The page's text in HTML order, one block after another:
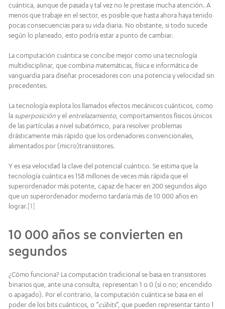
cuántica, aunque de pasada y tal vez no le prestase mucha atención. A
menos que trabaje en el sector, es posible que hasta ahora haya tenido
pocas consecuencias para su vida diaria. No obstante, si todo sucede
según lo planeado, esto podría estar a punto de cambiar.
La computación cuántica se concibe mejor como una tecnología
multidisciplinar, que combina matemáticas, física e informática de
vanguardia para diseñar procesadores con una potencia y velocidad sin
precedentes.
La tecnología explota los llamados efectos mecánicos cuánticos, como
la superposicióny el entrelazamiento , comportamientos físicos únicos
de las partículas a nivel subatómico, para resolver problemas
drásticamente más rápido que los ordenadores convencionales,
alimentados por (micro)transistores.
Y es esa velocidad la clave del potencial cuántico. Se estima que la
tecnología cuántica es 158 millones de veces más rápida que el
superordenador más potente, capaz de hacer en 200 segundos algo
que un superordenador moderno tardaría más de 10 000 años en
lograr.[1]
10 000 años se convierten en
segundos
¿Cómo funciona? La computación tradicional se basa en transistores
binarios que, ante una consulta, representan 1 o 0 (sí o no; encendido
o apagado). Por el contrario, la computación cuántica se basa en el
poder de los bits cuánticos, o “cúbits”, que pueden representar tanto 1